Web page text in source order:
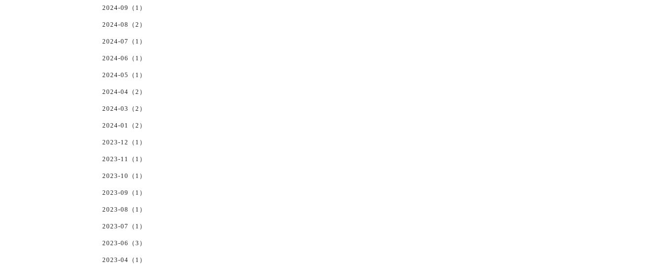
2024-09（1）
2024-08（2）
2024-07（1）
2024-06（1）
2024-05（1）
2024-04（2）
2024-03（2）
2024-01（2）
2023-12（1）
2023-11（1）
2023-10（1）
2023-09（1）
2023-08（1）
2023-07（1）
2023-06（3）
2023-04（1）